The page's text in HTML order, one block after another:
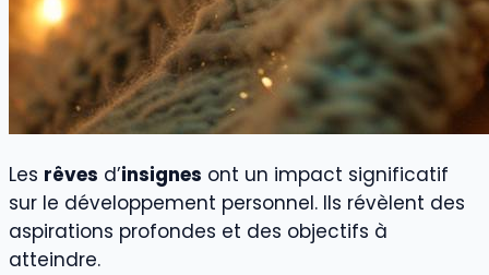
Les rêves d’insignes ont un impact significatif
sur le développement personnel. Ils révèlent des
aspirations profondes et des objectifs à
atteindre.